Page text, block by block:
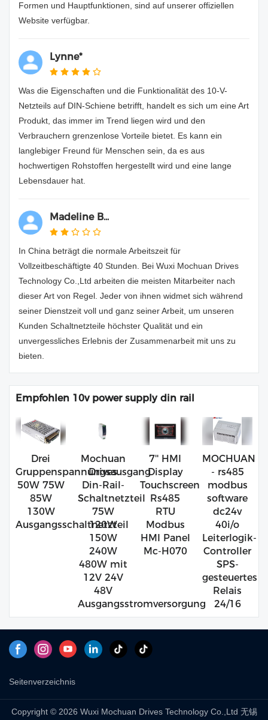
Formen und Hauptfunktionen, sind auf unserer offiziellen
Website verfügbar.
Lynne*
Was die Eigenschaften und die Funktionalität des 10-V-
Netzteils auf DIN-Schiene betrifft, handelt es sich um eine Art
Produkt, das immer im Trend liegen wird und den
Verbrauchern grenzenlose Vorteile bietet. Es kann ein
langlebiger Freund für Menschen sein, da es aus
hochwertigen Rohstoffen hergestellt wird und eine lange
Lebensdauer hat.
Madeline B...
In China beträgt die normale Arbeitszeit für
Vollzeitbeschäftigte 40 Stunden. Bei Wuxi Mochuan Drives
Technology Co.,Ltd arbeiten die meisten Mitarbeiter nach
dieser Art von Regel. Jeder von ihnen widmet sich während
seiner Dienstzeit voll und ganz seiner Arbeit, um unseren
Kunden Schaltnetzteile höchster Qualität und ein
unvergessliches Erlebnis der Zusammenarbeit mit uns zu
bieten.
Empfohlen 10v power supply din rail
Drei
Gruppenspannungsausgang
50W 75W
85W
130W
Ausgangsschaltnetzteil
Mochuan
Drives
Din-Rail-
Schaltnetzteil
75W
120W
150W
240W
480W mit
12V 24V
48V
Ausgangsstromversorgung
7'' HMI
Display
Touchscreen
Rs485
RTU
Modbus
HMI Panel
Mc-H070
MOCHUAN
- rs485
modbus
software
dc24v
40i/o
Leiterlogik-
Controller
SPS-
gesteuertes
Relais
24/16
Seitenverzeichnis
Copyright © 2026 Wuxi Mochuan Drives Technology Co.,Ltd 无锡